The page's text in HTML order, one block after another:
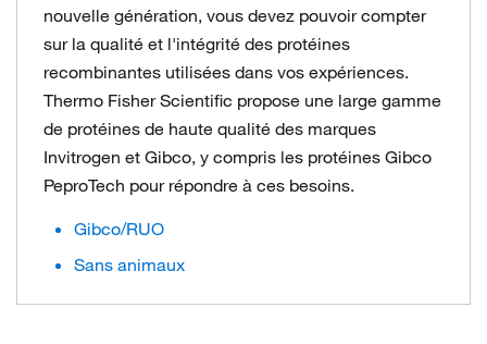
nouvelle génération, vous devez pouvoir compter
sur la qualité et l'intégrité des protéines
recombinantes utilisées dans vos expériences.
Thermo Fisher Scientific propose une large gamme
de protéines de haute qualité des marques
Invitrogen et Gibco, y compris les protéines Gibco
PeproTech pour répondre à ces besoins.
Gibco/RUO
Sans animaux